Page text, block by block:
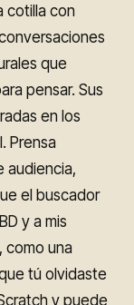
cotilla con
que
pensar. Sus
en los
Prensa
audiencia,
el buscador
y a mis
como una
tú olvidaste
y puede